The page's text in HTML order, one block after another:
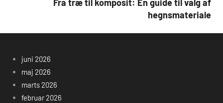
Fra træ til komposit: En guide til valg af
hegnsmateriale
juni 2026
maj 2026
marts 2026
februar 2026